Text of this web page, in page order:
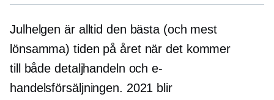
Julhelgen är alltid den bästa (och mest
lönsamma) tiden på året när det kommer
till både detaljhandeln och e-
handelsförsäljningen. 2021 blir